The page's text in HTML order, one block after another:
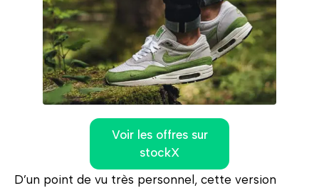
Voir les offres sur
stockX
D’un point de vu très personnel, cette version